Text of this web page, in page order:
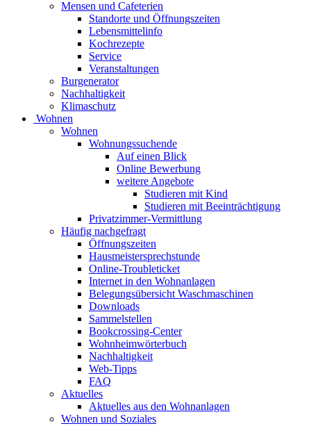
Mensen und Cafeterien
Standorte und Öffnungszeiten
Lebensmittelinfo
Kochrezepte
Service
Veranstaltungen
Burgenerator
Nachhaltigkeit
Klimaschutz
Wohnen
Wohnen
Wohnungssuchende
Auf einen Blick
Online Bewerbung
weitere Angebote
Studieren mit Kind
Studieren mit Beeinträchtigung
Privatzimmer-Vermittlung
Häufig nachgefragt
Öffnungszeiten
Hausmeistersprechstunde
Online-Troubleticket
Internet in den Wohnanlagen
Belegungsübersicht Waschmaschinen
Downloads
Sammelstellen
Bookcrossing-Center
Wohnheimwörterbuch
Nachhaltigkeit
Web-Tipps
FAQ
Aktuelles
Aktuelles aus den Wohnanlagen
Wohnen und Soziales